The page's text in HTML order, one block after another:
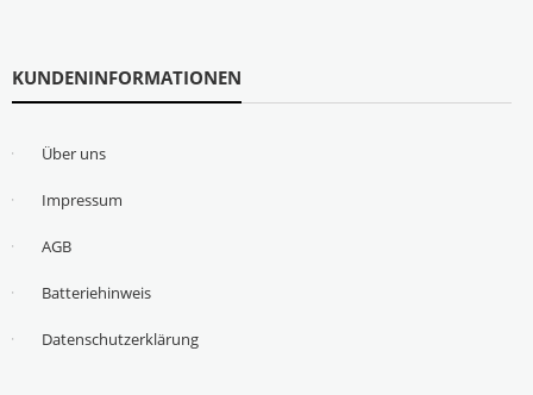
KUNDENINFORMATIONEN
Über uns
Impressum
AGB
Batteriehinweis
Datenschutzerklärung